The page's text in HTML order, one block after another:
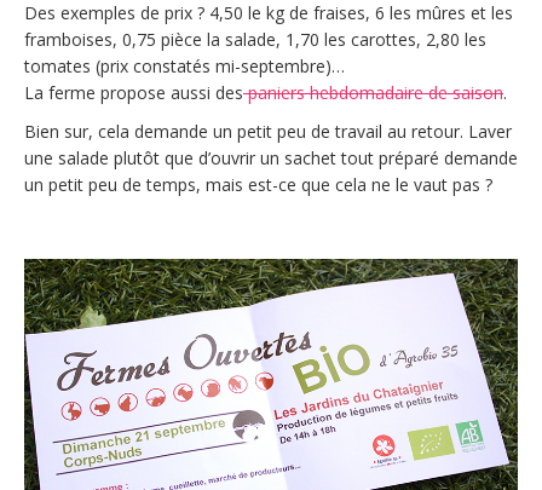
Des exemples de prix ? 4,50 le kg de fraises, 6 les mûres et les
framboises, 0,75 pièce la salade, 1,70 les carottes, 2,80 les
tomates (prix constatés mi-septembre)…
La ferme propose aussi despaniers hebdomadaire de saison.
Bien sur, cela demande un petit peu de travail au retour. Laver
une salade plutôt que d’ouvrir un sachet tout préparé demande
un petit peu de temps, mais est-ce que cela ne le vaut pas ?